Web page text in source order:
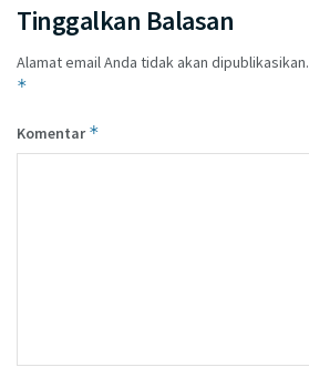
Tinggalkan Balasan
Alamat email Anda tidak akan dipublikasikan.
*
Komentar*